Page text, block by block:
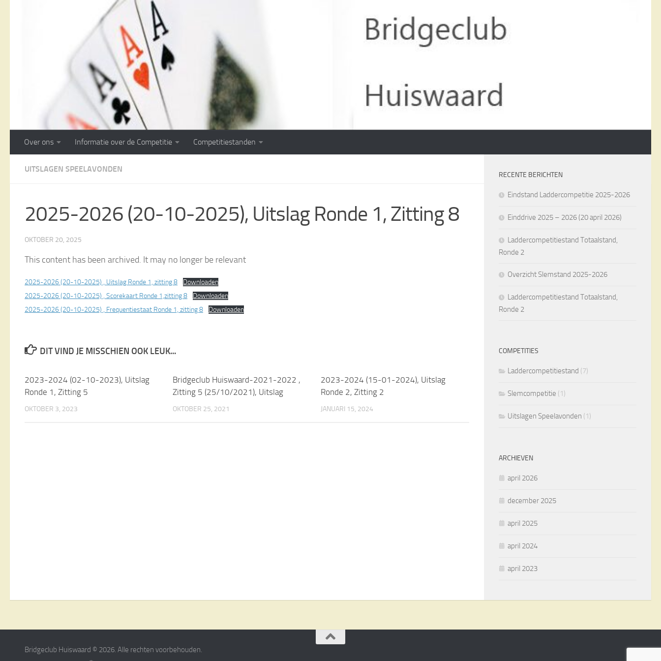
Over ons Informatie over de Competitie Competitiestanden
UITSLAGEN SPEELAVONDEN
2025-2026 (20-10-2025), Uitslag Ronde 1, Zitting 8
OKTOBER 20, 2025
This content has been archived. It may no longer be relevant
2025-2026 (20-10-2025) , Uitslag Ronde 1, zitting 8
Downloaden
2025-2026 (20-10-2025) , Scorekaart Ronde 1,zitting 8
Downloaden
2025-2026 (20-10-2025) , Frequentiestaat Ronde 1, zitting 8
Downloaden
DIT VIND JE MISSCHIEN OOK LEUK...
2023-2024 (02-10-2023), Uitslag
Ronde 1, Zitting 5
OKTOBER 3, 2023
Bridgeclub Huiswaard-2021-2022 ,
Zitting 5 (25/10/2021), Uitslag
OKTOBER 25, 2021
2023-2024 (15-01-2024), Uitslag
Ronde 2, Zitting 2
JANUARI 15, 2024
RECENTE BERICHTEN
Eindstand Laddercompetitie 2025-2026
Einddrive 2025 – 2026 (20 april 2026)
Laddercompetitiestand Totaalstand,
Ronde 2
Overzicht Slemstand 2025-2026
Laddercompetitiestand Totaalstand,
Ronde 2
COMPETITIES
Laddercompetitiestand (7)
Slemcompetitie (1)
Uitslagen Speelavonden (1)
ARCHIEVEN
april 2026
december 2025
april 2025
april 2024
april 2023
Bridgeclub Huiswaard © 2026. Alle rechten voorbehouden.